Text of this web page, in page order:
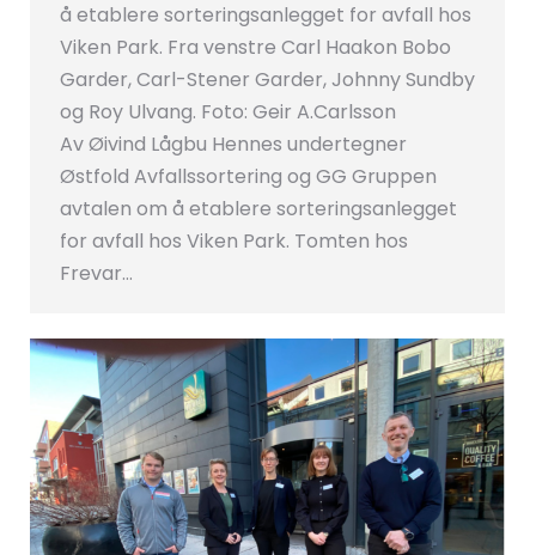
å etablere sorteringsanlegget for avfall hos
Viken Park. Fra venstre Carl Haakon Bobo
Garder, Carl-Stener Garder, Johnny Sundby
og Roy Ulvang. Foto: Geir A.Carlsson
Av Øivind Lågbu Hennes undertegner
Østfold Avfallssortering og GG Gruppen
avtalen om å etablere sorteringsanlegget
for avfall hos Viken Park. Tomten hos
Frevar…